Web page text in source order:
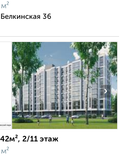
м²
36
›
2/11 этаж
м²